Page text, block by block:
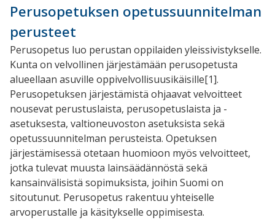
Perusopetuksen opetussuunnitelman
perusteet
Perusopetus luo perustan oppilaiden yleissivistykselle.
Kunta on velvollinen järjestämään perusopetusta
alueellaan asuville oppivelvollisuusikäisille[1].
Perusopetuksen järjestämistä ohjaavat velvoitteet
nousevat perustuslaista, perusopetuslaista ja -
asetuksesta, valtioneuvoston asetuksista sekä
opetussuunnitelman perusteista. Opetuksen
järjestämisessä otetaan huomioon myös velvoitteet,
jotka tulevat muusta lainsäädännöstä sekä
kansainvälisistä sopimuksista, joihin Suomi on
sitoutunut. Perusopetus rakentuu yhteiselle
arvoperustalle ja käsitykselle oppimisesta.